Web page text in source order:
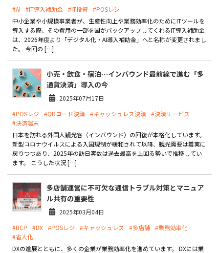
#AI
#IT導入補助金 #IT投資 #POSレジ
中小企業や小規模事業者が、生産性向上や業務効率化のためにITツールを
導入する際、その費用の一部を国がバックアップしてくれるIT導入補助金
は、2026年度より「デジタル化・AI導入補助金」へと名称が変更されまし
た。 今回の […]
小売・飲食・宿泊…インバウンド最前線で進む「多
通貨決済」導入の今
2025年07月17日
#POSレジ
#QRコード決済 #キャッシュレス決済 #決済サービス
#決済端末
日本を訪れる外国人観光客（インバウンド）の回復が本格化しています。
新型コロナウイルスによる入国規制が緩和されて以降、観光需要は着実に
戻りつつあり、2025年の訪日客数は過去最高を上回る勢いで推移してい
ます。 こうした状況 […]
多店舗運営に不可欠な通信トラブル対策とマニュア
ル共有の重要性
2025年03月04日
#BCP
#DX #POSレジ #キャッシュレス #多店舗 #業務効率化
#省人化
DXの進展とともに、多くの企業が業務効率化を進めています。 DXには業